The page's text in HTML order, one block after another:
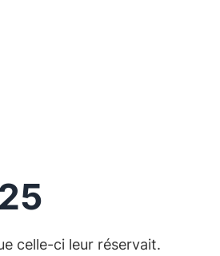
celle-ci leur réservait.